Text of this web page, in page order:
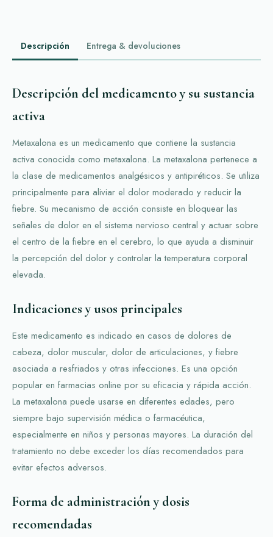
Descripción Entrega & devoluciones
Descripción del medicamento y su sustancia
activa
Metaxalona es un medicamento que contiene la sustancia
activa conocida como metaxalona. La metaxalona pertenece a
la clase de medicamentos analgésicos y antipiréticos. Se utiliza
principalmente para aliviar el dolor moderado y reducir la
fiebre. Su mecanismo de acción consiste en bloquear las
señales de dolor en el sistema nervioso central y actuar sobre
el centro de la fiebre en el cerebro, lo que ayuda a disminuir
la percepción del dolor y controlar la temperatura corporal
elevada.
Indicaciones y usos principales
Este medicamento es indicado en casos de dolores de
cabeza, dolor muscular, dolor de articulaciones, y fiebre
asociada a resfriados y otras infecciones. Es una opción
popular en farmacias online por su eficacia y rápida acción.
La metaxalona puede usarse en diferentes edades, pero
siempre bajo supervisión médica o farmacéutica,
especialmente en niños y personas mayores. La duración del
tratamiento no debe exceder los días recomendados para
evitar efectos adversos.
Forma de administración y dosis
recomendadas